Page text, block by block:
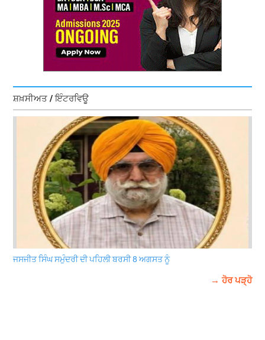
ਸ਼ਖ਼ਸੀਅਤ / ਇੰਟਰਵਿਊ
ਜਸਜੀਤ ਸਿੰਘ ਸਮੁੰਦਰੀ ਦੀ ਪਹਿਲੀ ਬਰਸੀ 8 ਅਗਸਤ ਨੂੰ
→ ਹੋਰ ਪੜ੍ਹੋ